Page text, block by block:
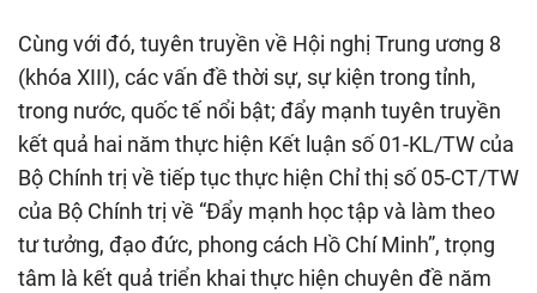
Cùng với đó, tuyên truyền về Hội nghị Trung ương 8
(khóa XIII), các vấn đề thời sự, sự kiện trong tỉnh,
trong nước, quốc tế nổi bật; đẩy mạnh tuyên truyền
kết quả hai năm thực hiện Kết luận số 01-KL/TW của
Bộ Chính trị về tiếp tục thực hiện Chỉ thị số 05-CT/TW
của Bộ Chính trị về “Đẩy mạnh học tập và làm theo
tư tưởng, đạo đức, phong cách Hồ Chí Minh”, trọng
tâm là kết quả triển khai thực hiện chuyên đề năm